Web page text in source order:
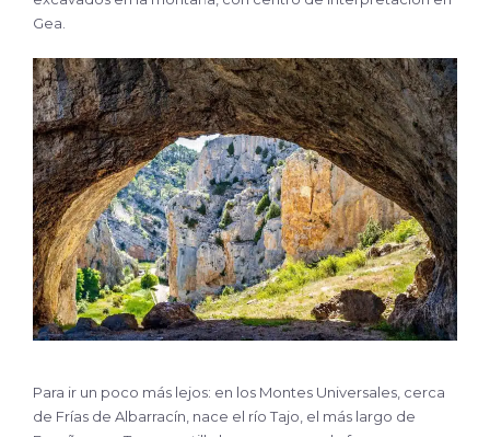
Gea.
Para ir un poco más lejos: en los Montes Universales, cerca
de Frías de Albarracín, nace el río Tajo, el más largo de